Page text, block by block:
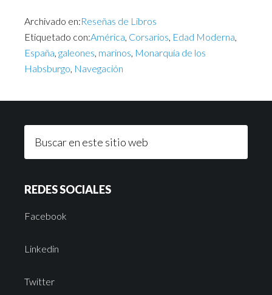
Archivado en:Reseñas de Libros
Etiquetado con:América, Corsarios, Edad Moderna,
España, galeones, marinos, Monarquía de los
Habsburgo, Navegación
REDES SOCIALES
Facebook
Linkedin
Twitter